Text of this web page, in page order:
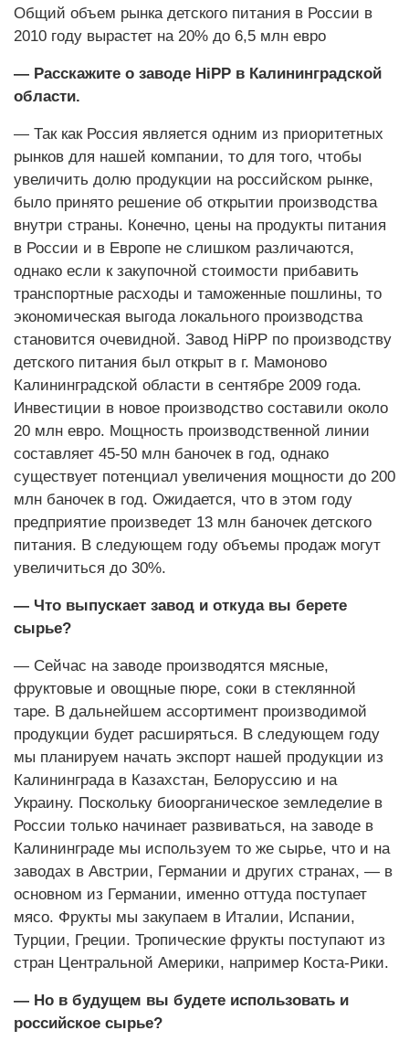
Общий объем рынка детского питания в России в
2010 году вырастет на 20% до 6,5 млн евро
— Расскажите о заводе HiPP в Калининградской
области.
— Так как Россия является одним из приоритетных
рынков для нашей компании, то для того, чтобы
увеличить долю продукции на российском рынке,
было принято решение об открытии производства
внутри страны. Конечно, цены на продукты питания
в России и в Европе не слишком различаются,
однако если к закупочной стоимости прибавить
транспортные расходы и таможенные пошлины, то
экономическая выгода локального производства
становится очевидной. Завод HiPP по производству
детского питания был открыт в г. Мамоново
Калининградской области в сентябре 2009 года.
Инвестиции в новое производство составили около
20 млн евро. Мощность производственной линии
составляет 45-50 млн баночек в год, однако
существует потенциал увеличения мощности до 200
млн баночек в год. Ожидается, что в этом году
предприятие произведет 13 млн баночек детского
питания. В следующем году объемы продаж могут
увеличиться до 30%.
— Что выпускает завод и откуда вы берете
сырье?
— Сейчас на заводе производятся мясные,
фруктовые и овощные пюре, соки в стеклянной
таре. В дальнейшем ассортимент производимой
продукции будет расширяться. В следующем году
мы планируем начать экспорт нашей продукции из
Калининграда в Казахстан, Белоруссию и на
Украину. Поскольку биоорганическое земледелие в
России только начинает развиваться, на заводе в
Калининграде мы используем то же сырье, что и на
заводах в Австрии, Германии и других странах, — в
основном из Германии, именно оттуда поступает
мясо. Фрукты мы закупаем в Италии, Испании,
Турции, Греции. Тропические фрукты поступают из
стран Центральной Америки, например Коста-Рики.
— Но в будущем вы будете использовать и
российское сырье?